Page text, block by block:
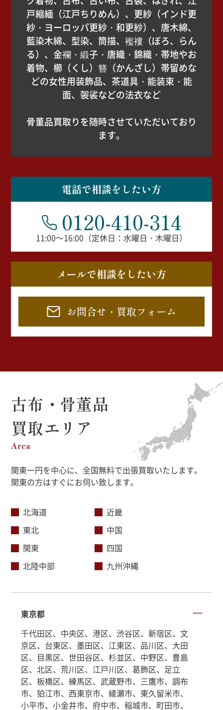
戸縮緬（江戸ちりめん）、更紗（インド更
紗・ヨーロッパ更紗・和更紗）、唐木綿、
藍染木綿、型染、筒描、襤褸（ぼろ、らん
る）、金襴・緞子・唐織・錦織・帯地やお
着物、櫛（くし）簪（かんざし）帯留めな
どの女性用装飾品、茶道具・能装束・能
面、袈裟などの法衣など
骨董品買取りを随時させていただいており
ます。
電話で相談をしたい方
0120-410-314
11:00～16:00（定休日：水曜日・木曜日）
メールで相談をしたい方
お問合せ・買取フォーム
古布・骨董品
買取エリア
Area
関東一円を中心に、全国無料で出張買取いたします。
関東の方はすぐにお伺い致します。
北海道
東北
関東
北陸中部
近畿
中国
四国
九州沖縄
東京都
千代田区、中央区、港区、渋谷区、新宿区、文
京区、台東区、墨田区、江東区、品川区、大田
区、目黒区、世田谷区、杉並区、中野区、豊島
区、北区、荒川区、江戸川区、葛飾区、足立
区、板橋区、練馬区、武蔵野市、三鷹市、調布
市、狛江市、西東京市、綾瀬市、東久留米市、
小平市、小金井市、府中市、稲城市、町田市、